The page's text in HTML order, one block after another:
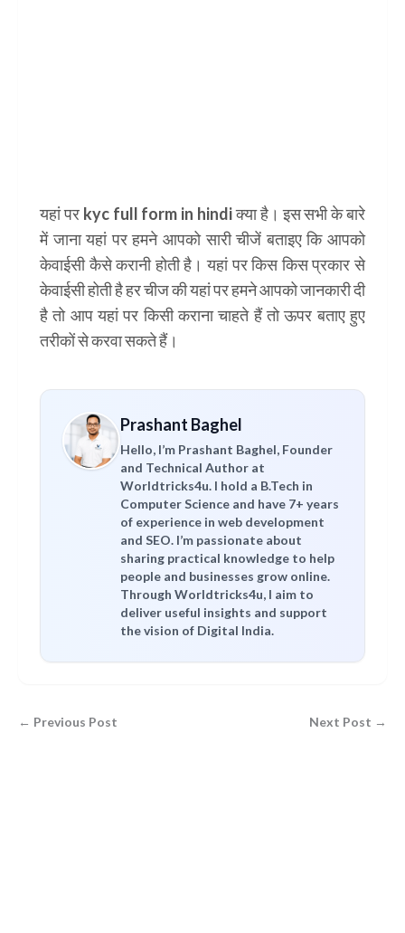
यहां परkyc full form in hindiक्या है। इस सभी के बारे
में जाना यहां पर हमने आपको सारी चीजें बताइए कि आपको
केवाईसी कैसे करानी होती है। यहां पर किस किस प्रकार से
केवाईसी होती है हर चीज की यहां पर हमने आपको जानकारी दी
है तो आप यहां पर किसी कराना चाहते हैं तो ऊपर बताए हुए
तरीकों से करवा सकते हैं।
Prashant Baghel
Hello, I’m Prashant Baghel, Founder
and Technical Author at
Worldtricks4u. I hold a B.Tech in
Computer Science and have 7+ years
of experience in web development
and SEO. I’m passionate about
sharing practical knowledge to help
people and businesses grow online.
Through Worldtricks4u, I aim to
deliver useful insights and support
the vision of Digital India.
← Previous Post Next Post →